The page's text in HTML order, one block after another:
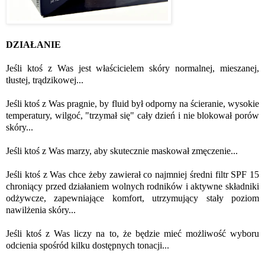
DZIAŁANIE
Jeśli ktoś z Was jest właścicielem skóry normalnej, mieszanej,
tłustej, trądzikowej...
Jeśli ktoś z Was pragnie, by fluid był odporny na ścieranie, wysokie
temperatury, wilgoć, "trzymał się" cały dzień i nie blokował porów
skóry...
Jeśli ktoś z Was marzy, aby skutecznie maskował zmęczenie...
Jeśli ktoś z Was chce żeby zawierał co najmniej średni filtr SPF 15
chroniący przed działaniem wolnych rodników i aktywne składniki
odżywcze, zapewniające komfort, utrzymujący stały poziom
nawilżenia skóry...
Jeśli ktoś z Was liczy na to, że będzie mieć możliwość wyboru
odcienia spośród kilku dostępnych tonacji...